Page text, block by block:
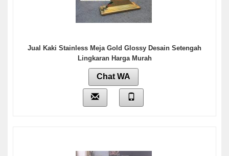
Jual Kaki Stainless Meja Gold Glossy Desain Setengah
Lingkaran Harga Murah
Chat WA